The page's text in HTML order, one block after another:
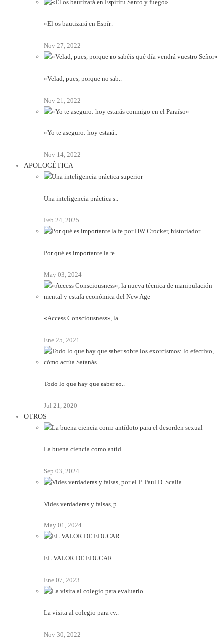
«El os bautizará en Espír..
Nov 27, 2022
«Velad, pues, porque no sab..
Nov 21, 2022
«Yo te aseguro: hoy estará..
Nov 14, 2022
APOLOGÉTICA
Una inteligencia práctica s..
Feb 24, 2025
Por qué es importante la fe..
May 03, 2024
«Access Consciousness», la..
Ene 25, 2021
Todo lo que hay que saber so..
Jul 21, 2020
OTROS
La buena ciencia como antíd..
Sep 03, 2024
Vides verdaderas y falsas, p..
May 01, 2024
EL VALOR DE EDUCAR
Ene 07, 2023
La visita al colegio para ev..
Nov 30, 2022